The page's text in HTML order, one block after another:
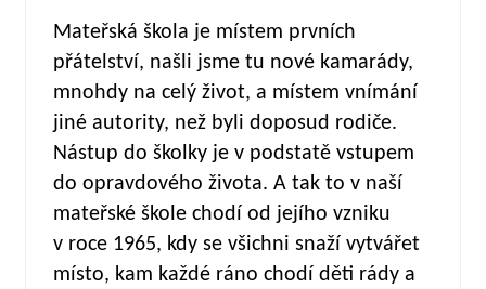
Mateřská škola je místem prvních
přátelství, našli jsme tu nové kamarády,
mnohdy na celý život, a místem vnímání
jiné autority, než byli doposud rodiče.
Nástup do školky je v podstatě vstupem
do opravdového života. A tak to v naší
mateřské škole chodí od jejího vzniku
v roce 1965, kdy se všichni snaží vytvářet
místo, kam každé ráno chodí děti rády a